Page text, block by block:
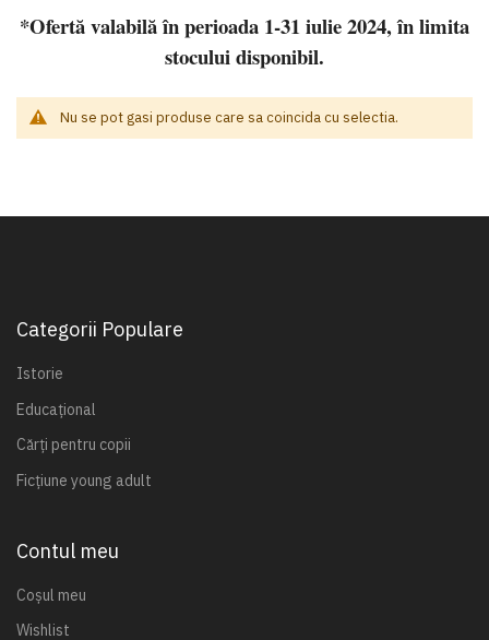
*Ofertă valabilă în perioada 1-31 iulie 2024, în limita
stocului disponibil.
Nu se pot gasi produse care sa coincida cu selectia.
Categorii Populare
Istorie
Educațional
Cărți pentru copii
Ficțiune young adult
Contul meu
Coșul meu
Wishlist